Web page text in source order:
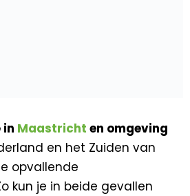
in Maastricht en omgeving
en het Zuiden van
opvallende
kun je in beide gevallen